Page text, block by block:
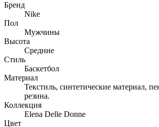
Бренд
Nike
Пол
Мужчины
Высота
Средние
Стиль
Баскетбол
Материал
Текстиль, синтетические материал,
резина.
Коллекция
Elena Delle Donne
Цвет